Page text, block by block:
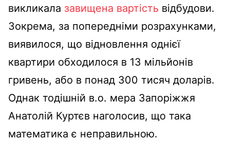
викликала завищена вартість відбудови.
Зокрема, за попередніми розрахунками,
виявилося, що відновлення однієї
квартири обходилося в 13 мільйонів
гривень, або в понад 300 тисяч доларів.
Однак тодішній в.о. мера Запоріжжя
Анатолій Куртєв наголосив, що така
математика є неправильною.